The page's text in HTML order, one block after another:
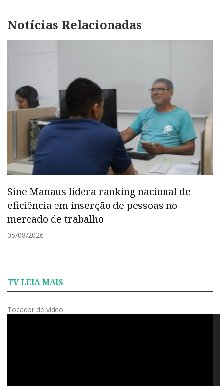
Notícias Relacionadas
Sine Manaus lidera ranking nacional de
eficiência em inserção de pessoas no
mercado de trabalho
05/08/2026
TV LEIA MAIS
Tocador de vídeo